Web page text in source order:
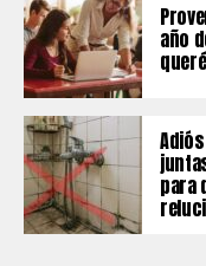
año
para